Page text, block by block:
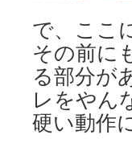
で、ここ
その前に
る部分が
レをやん
硬い動作